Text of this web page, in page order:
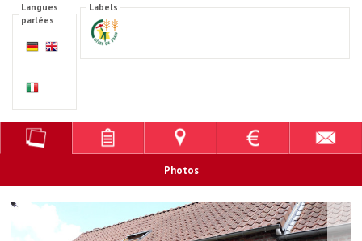
Langues
parlées
Labels
Photos